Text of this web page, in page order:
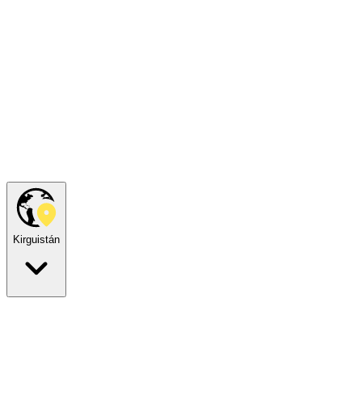
Kirguistán